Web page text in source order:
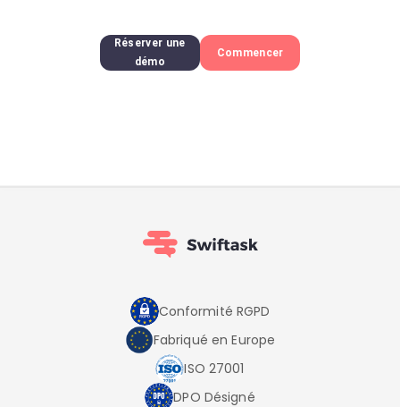
Réserver une
démo
Commencer
Conformité RGPD
Fabriqué en Europe
ISO 27001
DPO Désigné